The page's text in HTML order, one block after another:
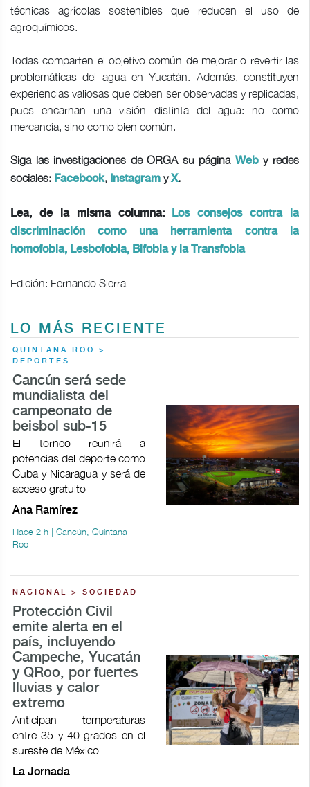
técnicas agrícolas sostenibles que reducen el uso de
agroquímicos.
Todas comparten el objetivo común de mejorar o revertir las
problemáticas del agua en Yucatán. Además, constituyen
experiencias valiosas que deben ser observadas y replicadas,
pues encarnan una visión distinta del agua: no como
mercancía, sino como bien común.
Siga las investigaciones de ORGA su página Weby redes
sociales: Facebook, Instagram yX.
Lea, de la misma columna:
Los consejos contra la
discriminación como una herramienta contra la
homofobia, Lesbofobia, Bifobia y la Transfobia
Edición: Fernando Sierra
LO MÁS RECIENTE
QUINTANA ROO >
DEPORTES
Cancún será sede
mundialista del
campeonato de
beisbol sub-15
El torneo reunirá a
potencias del deporte como
Cuba y Nicaragua y será de
acceso gratuito
Ana Ramírez
Hace 2 h | Cancún, Quintana
Roo
NACIONAL > SOCIEDAD
Protección Civil
emite alerta en el
país, incluyendo
Campeche, Yucatán
y QRoo, por fuertes
lluvias y calor
extremo
Anticipan temperaturas
entre 35 y 40 grados en el
sureste de México
La Jornada